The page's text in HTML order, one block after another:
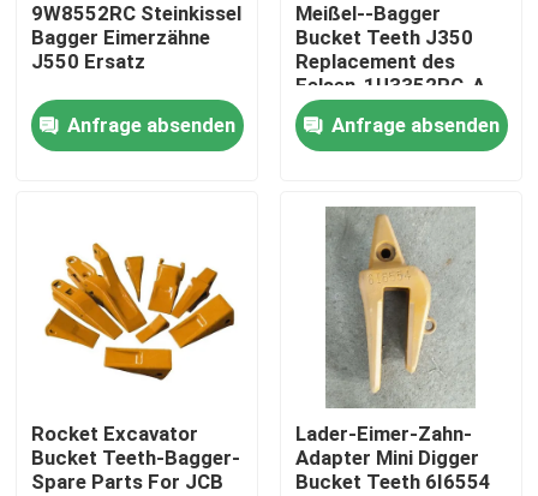
Haus
Über uns
Fabrik-Ausflug
Treten Sie mit uns in Verbindung
9W8552RC Steinkissel
Bagger Eimerzähne
J550 Ersatz
Anfrage absenden
Meißel--Bagger
Bucket Teeth J350
Replacement des
Felsen-1U3352RC-A
Anfrage absenden
Rocket Excavator
Bucket Teeth-Bagger-
Spare Parts For JCB
Lader-Eimer-Zahn-
Adapter Mini Digger
Bucket Teeth 6I6554